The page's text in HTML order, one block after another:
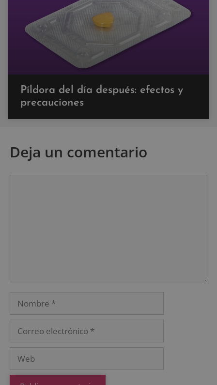
Píldora del día después: efectos y
precauciones
Deja un comentario